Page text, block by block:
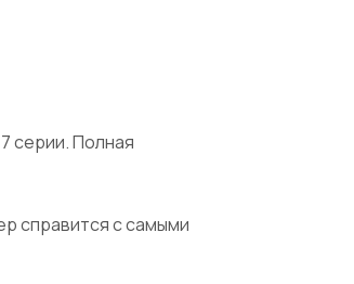
серии. Полная
справится с самыми